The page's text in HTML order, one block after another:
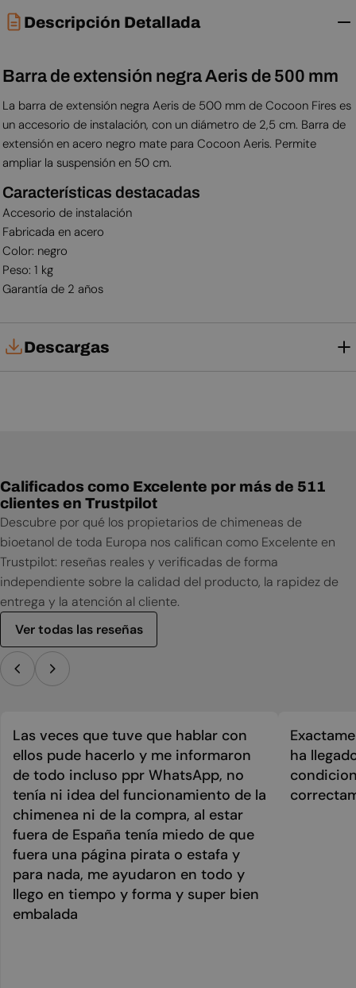
Descripción Detallada
Barra de extensión negra Aeris de 500 mm
La barra de extensión negra Aeris de 500 mm de Cocoon Fires es
un accesorio de instalación, con un diámetro de 2,5 cm. Barra de
extensión en acero negro mate para Cocoon Aeris. Permite
ampliar la suspensión en 50 cm.
Características destacadas
Accesorio de instalación
Fabricada en acero
Color: negro
Peso: 1 kg
Garantía de 2 años
Descargas
Calificados como Excelente por más de 511
clientes en Trustpilot
Descubre por qué los propietarios de chimeneas de
bioetanol de toda Europa nos califican como Excelente en
Trustpilot: reseñas reales y verificadas de forma
independiente sobre la calidad del producto, la rapidez de
entrega y la atención al cliente.
Ver todas las reseñas
Las veces que tuve que hablar con
ellos pude hacerlo y me informaron
de todo incluso ppr WhatsApp, no
tenía ni idea del funcionamiento de la
chimenea ni de la compra, al estar
fuera de España tenía miedo de que
fuera una página pirata o estafa y
para nada, me ayudaron en todo y
llego en tiempo y forma y super bien
embalada
ha